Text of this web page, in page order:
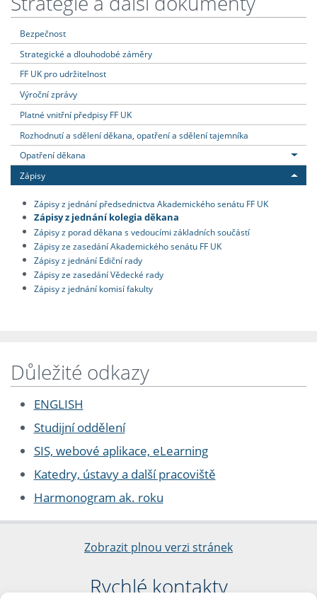
Bezpečnost
Strategické a dlouhodobé záměry
FF UK pro udržitelnost
Výroční zprávy
Platné vnitřní předpisy FF UK
Rozhodnutí a sdělení děkana, opatření a sdělení tajemníka
Opatření děkana
Zápisy
Zápisy z jednání předsednictva Akademického senátu FF UK
Zápisy z jednání kolegia děkana
Zápisy z porad děkana s vedoucími základních součástí
Zápisy ze zasedání Akademického senátu FF UK
Zápisy z jednání Ediční rady
Zápisy ze zasedání Vědecké rady
Zápisy z jednání komisí fakulty
Důležité odkazy
ENGLISH
Studijní oddělení
SIS, webové aplikace, eLearning
Katedry, ústavy a další pracoviště
Harmonogram ak. roku
Zobrazit plnou verzi stránek
Rychlé kontakty